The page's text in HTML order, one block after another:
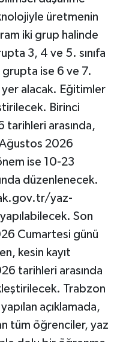
üretmenin
iki grup halinde
3, 4 ve 5. sınıfa
grupta ise 6 ve 7.
yer alacak. Eğitimler
Birinci
tarihleri arasında,
2026
ise 10-23
düzenlenecek.
yaz-
Son
Cumartesi günü
kesin kayıt
tarihleri arasında
Trabzon
açıklamada,
tüm öğrenciler, yaz